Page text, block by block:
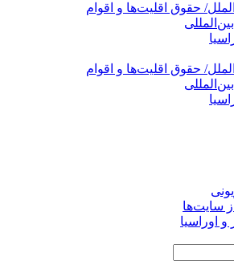
حقوق اقلیت‌ها و اقوام
حقوق اقلیت‌ها و اقوام
سایت‌ها
و اوراسیا